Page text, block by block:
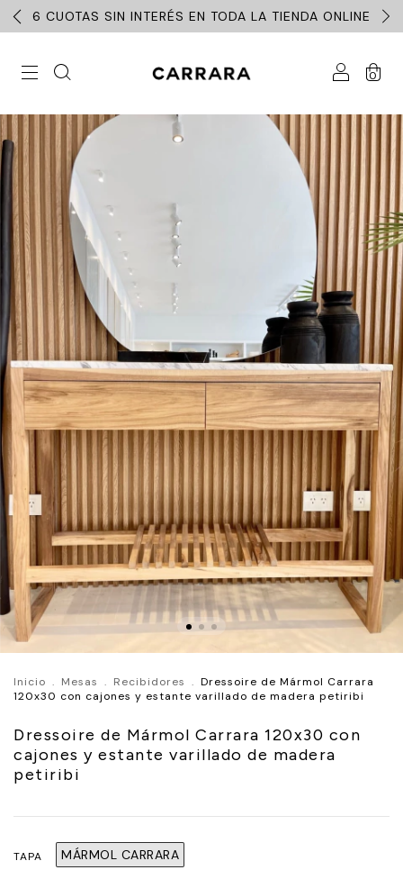
6 CUOTAS SIN INTERÉS EN TODA LA TIENDA ONLINE
0
Inicio . Mesas . Recibidores . Dressoire de Mármol Carrara
120x30 con cajones y estante varillado de madera petiribi
Dressoire de Mármol Carrara 120x30 con
cajones y estante varillado de madera
petiribi
TAPA MÁRMOL CARRARA